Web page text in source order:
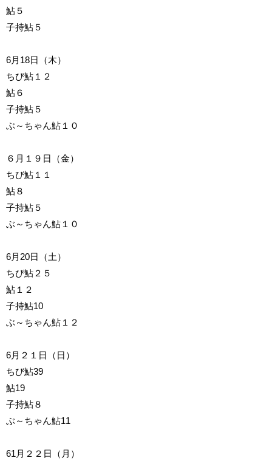
鮎５
子持鮎５
6月18日（木）
ちび鮎１２
鮎６
子持鮎５
ぶ～ちゃん鮎１０
６月１９日（金）
ちび鮎１１
鮎８
子持鮎５
ぶ～ちゃん鮎１０
6月20日（土）
ちび鮎２５
鮎１２
子持鮎10
ぶ～ちゃん鮎１２
6月２１日（日）
ちび鮎39
鮎19
子持鮎８
ぶ～ちゃん鮎11
61月２２日（月）